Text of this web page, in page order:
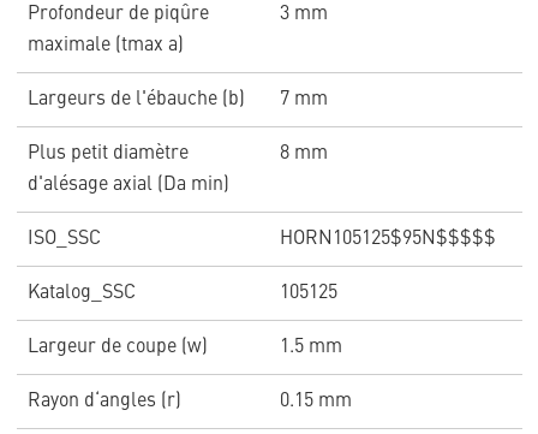
Profondeur de piqûre
maximale (tmax a)
3 mm
Largeurs de l'ébauche (b) 7 mm
Plus petit diamètre
d'alésage axial (Da min)
8 mm
ISO_SSC HORN105125$95N$$$$$
Katalog_SSC 105125
Largeur de coupe (w) 1.5 mm
Rayon d‘angles (r) 0.15 mm